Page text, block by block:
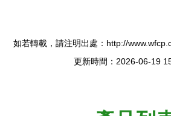
如若轉載，請注明出處：http://
更新時間：2026-06-19